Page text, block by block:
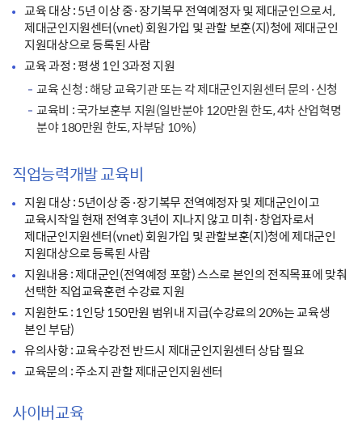
교육 대상 : 5년 이상 중·장기복무 전역예정자 및 제대군인으로서,
제대군인지원센터(vnet) 회원가입 및 관할 보훈(지)청에 제대군인
지원대상으로 등록된 사람
교육 과정 : 평생 1인 3과정 지원
교육 신청 : 해당 교육기관 또는 각 제대군인지원센터 문의·신청
교육비 : 국가보훈부 지원(일반분야 120만원 한도, 4차 산업혁명
분야 180만원 한도, 자부담 10%)
직업능력개발 교육비
지원 대상 : 5년이상 중·장기복무 전역예정자 및 제대군인이고
교육시작일 현재 전역후 3년이 지나지 않고 미취·창업자로서
제대군인지원센터(vnet) 회원가입 및 관할보훈(지)청에 제대군인
지원대상으로 등록된 사람
지원내용 : 제대군인(전역예정 포함) 스스로 본인의 전직목표에 맞춰
선택한 직업교육훈련 수강료 지원
지원한도 : 1인당 150만원 범위내 지급(수강료의 20%는 교육생
본인 부담)
유의사항 : 교육수강전 반드시 제대군인지원센터 상담 필요
교육문의 : 주소지 관할 제대군인지원센터
사이버교육